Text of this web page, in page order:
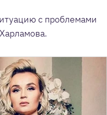
с проблемами